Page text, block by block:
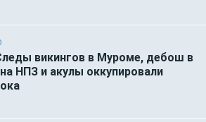
викингов в Муроме, дебош в
НПЗ и акулы оккупировали